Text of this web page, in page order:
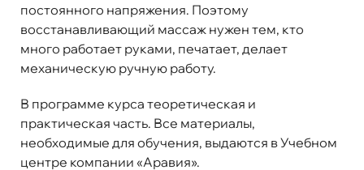
постоянного напряжения. Поэтому
восстанавливающий массаж нужен тем, кто
много работает руками, печатает, делает
механическую ручную работу.
В программе курса теоретическая и
практическая часть. Все материалы,
необходимые для обучения, выдаются в Учебном
центре компании «Аравия».